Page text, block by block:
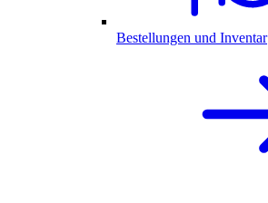
Bestellungen und Inventar